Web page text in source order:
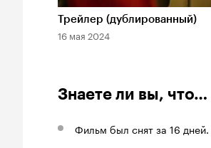
Длительность 2 мин
Трейлер (дублированный)
16 мая 2024
Знаете ли вы, что…
Фильм был снят за 16 дней.